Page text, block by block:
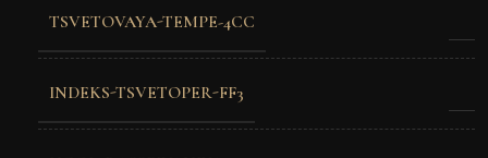
TSVETOVAYA-TEMPE-4CC
INDEKS-TSVETOPER-FF3